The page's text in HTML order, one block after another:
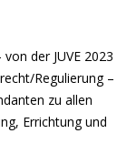
der JUVE 2023
Regulierung –
zu allen
Errichtung und